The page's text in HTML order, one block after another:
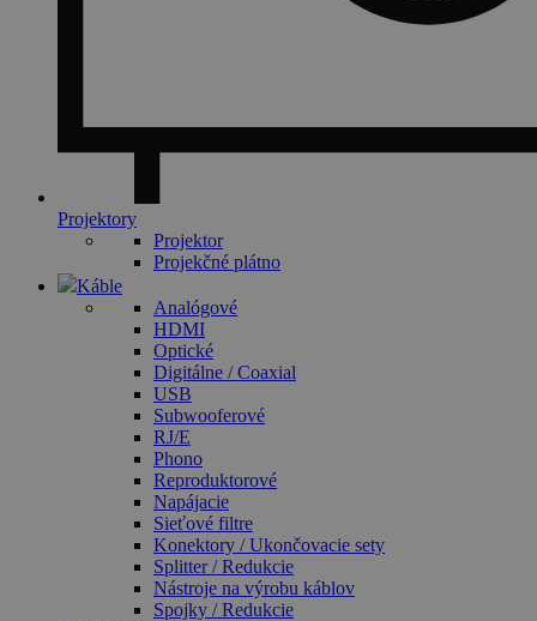
Projektory
Projektor
Projekčné plátno
Káble
Analógové
HDMI
Optické
Digitálne / Coaxial
USB
Subwooferové
RJ/E
Phono
Reproduktorové
Napájacie
Sieťové filtre
Konektory / Ukončovacie sety
Splitter / Redukcie
Nástroje na výrobu káblov
Spojky / Redukcie